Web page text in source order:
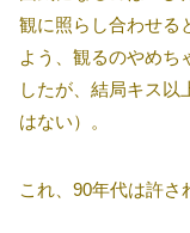
観に照らし合わせる
よう、観るのやめち
したが、結局キス以
はない）。
これ、90年代は許さ